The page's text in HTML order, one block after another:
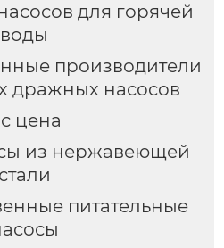
для горячей
воды
производители
дражных насосов
цена
из нержавеющей
стали
питательные